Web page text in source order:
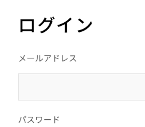
ログイン
メールアドレス
パスワード